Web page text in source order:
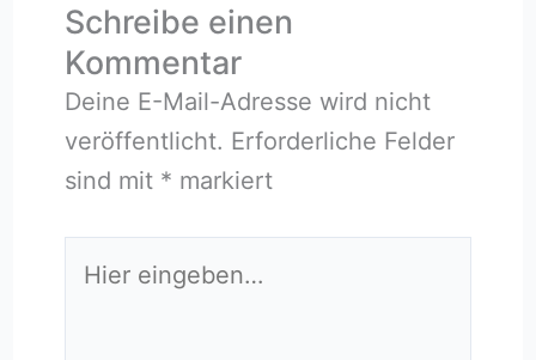
Schreibe einen
Kommentar
Deine E-Mail-Adresse wird nicht
veröffentlicht. Erforderliche Felder
sind mit * markiert
eingeben…